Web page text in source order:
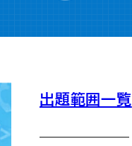
出題範囲一覧